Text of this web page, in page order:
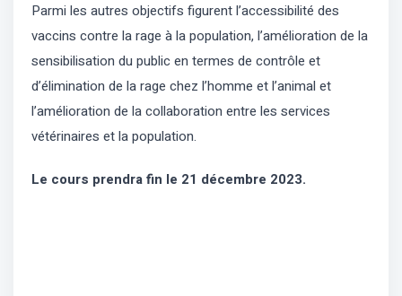
Parmi les autres objectifs figurent l’accessibilité des
vaccins contre la rage à la population, l’amélioration de la
sensibilisation du public en termes de contrôle et
d’élimination de la rage chez l’homme et l’animal et
l’amélioration de la collaboration entre les services
vétérinaires et la population.
Le cours prendra fin le 21 décembre 2023.